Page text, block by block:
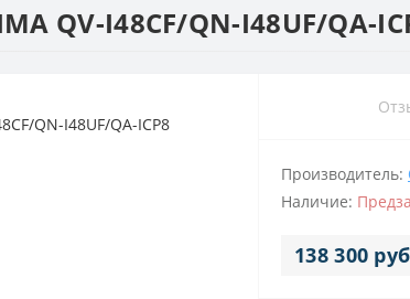
QV-I48CF/QN-I48UF/QA-
Производитель:
Наличие:
138 300